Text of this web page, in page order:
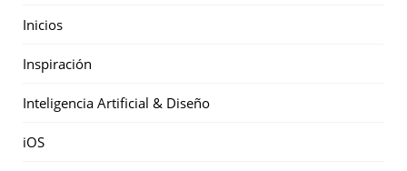
Inicios
Inspiración
Inteligencia Artificial & Diseño
iOS